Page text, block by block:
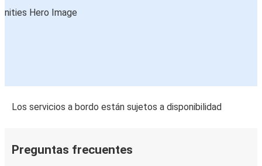
Los servicios a bordo están sujetos a disponibilidad
Preguntas frecuentes